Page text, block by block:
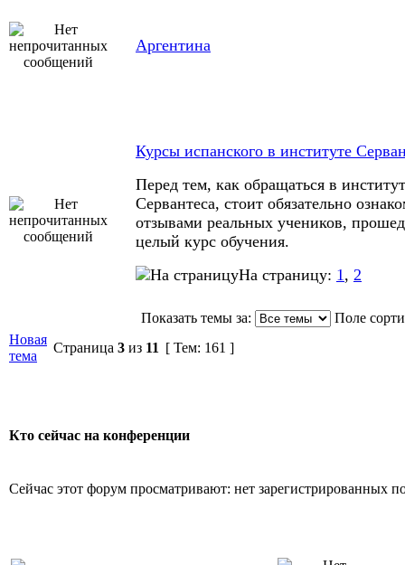
Аргентина
Курсы испанского в институте
Перед тем, как обращаться в институт
Сервантеса, стоит обязательно
отзывами реальных учеников,
целый курс обучения.
На страницу: 1, 2
Показать темы за:
Поле
Новая
тема
Страница 3 из 11 [ Тем: 161 ]
Кто сейчас на конференции
Сейчас этот форум просматривают: нет зарегистрированных